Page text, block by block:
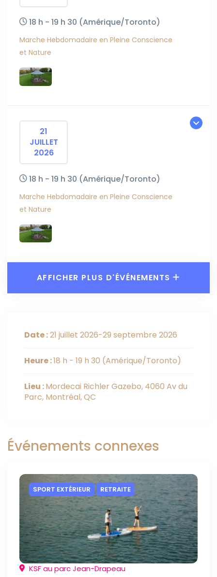
18 h - 19 h 30 (Amérique/Toronto)
Marche Hebdomadaire en Pleine Conscience
et Nature
21
JUILLET
2026
18 h - 19 h 30 (Amérique/Toronto)
Marche Hebdomadaire en Pleine Conscience
et Nature
AFFICHER PLUS D'ÉVÉNEMENTS
Date :21 juillet 2026-29 septembre 2026
Heure :18 h - 19 h 30 (Amérique/Toronto)
Lieu :Mordecai Richler Gazebo, 4060 Av du
Parc, Montréal, QC
Événements connexes
SPORT EXTÉRIEUR RETRAITE
KSF au parc Jean-Drapeau